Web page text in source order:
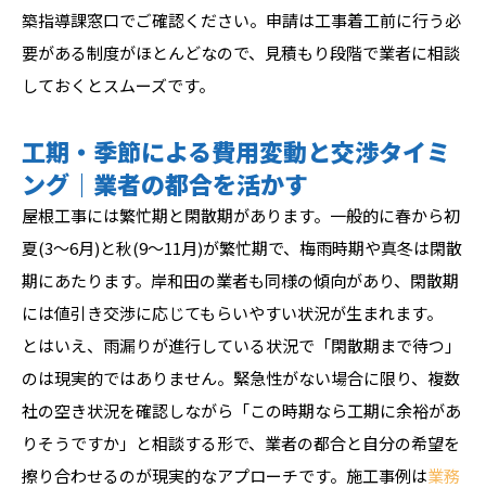
築指導課窓口でご確認ください。申請は工事着工前に行う必
要がある制度がほとんどなので、見積もり段階で業者に相談
しておくとスムーズです。
工期・季節による費用変動と交渉タイミ
ング｜業者の都合を活かす
屋根工事には繁忙期と閑散期があります。一般的に春から初
夏(3〜6月)と秋(9〜11月)が繁忙期で、梅雨時期や真冬は閑散
期にあたります。岸和田の業者も同様の傾向があり、閑散期
には値引き交渉に応じてもらいやすい状況が生まれます。
とはいえ、雨漏りが進行している状況で「閑散期まで待つ」
のは現実的ではありません。緊急性がない場合に限り、複数
社の空き状況を確認しながら「この時期なら工期に余裕があ
りそうですか」と相談する形で、業者の都合と自分の希望を
擦り合わせるのが現実的なアプローチです。施工事例は業務